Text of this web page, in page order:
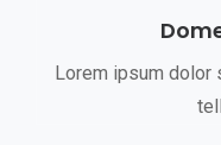
Lorem ipsum dolor